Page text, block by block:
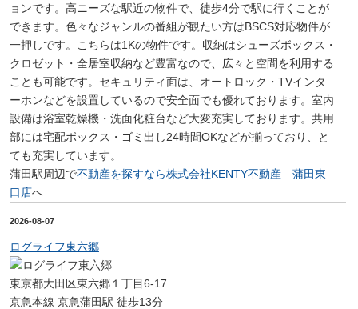
ョンです。高ニーズな駅近の物件で、徒歩4分で駅に行くことが
できます。色々なジャンルの番組が観たい方はBSCS対応物件が
一押しです。こちらは1Kの物件です。収納はシューズボックス・
クロゼット・全居室収納など豊富なので、広々と空間を利用する
ことも可能です。セキュリティ面は、オートロック・TVインタ
ーホンなどを設置しているので安全面でも優れております。室内
設備は浴室乾燥機・洗面化粧台など大変充実しております。共用
部には宅配ボックス・ゴミ出し24時間OKなどが揃っており、と
ても充実しています。
蒲田駅周辺で不動産を探すなら株式会社KENTY不動産 蒲田東
口店へ
2026-08-07
ログライフ東六郷
東京都大田区東六郷１丁目6-17
京急本線 京急蒲田駅 徒歩13分